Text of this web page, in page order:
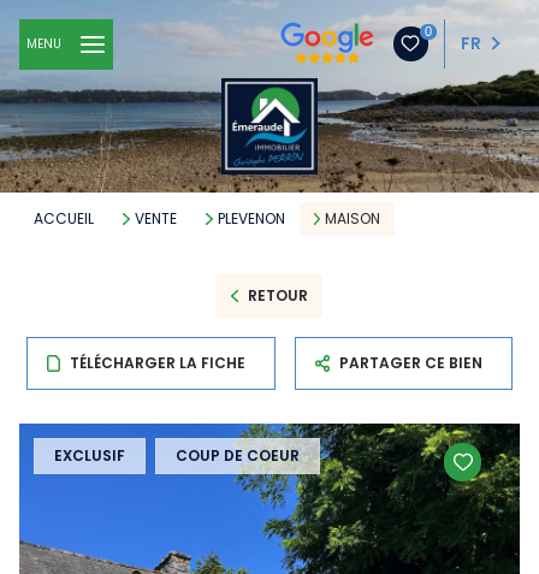
0
FR
MENU
ACCUEIL VENTE PLEVENON MAISON
RETOUR
TÉLÉCHARGER LA FICHE PARTAGER CE BIEN
EXCLUSIF COUP DE COEUR